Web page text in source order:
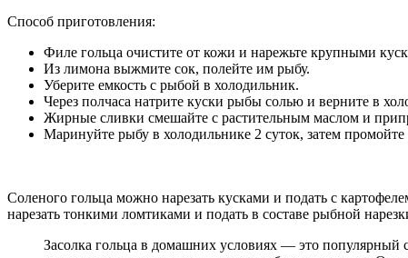
Способ приготовления:
Филе гольца очистите от кожи и нарежьте крупными
Из лимона выжмите сок, полейте им рыбу.
Уберите емкость с рыбой в холодильник.
Через полчаса натрите куски рыбы солью и верните в
Жирные сливки смешайте с растительным маслом и
Маринуйте рыбу в холодильнике 2 суток, затем
Соленого гольца можно нарезать кусками и подать с
нарезать тонкими ломтиками и подать в составе рыбной
Засолка гольца в домашних условиях — это популярный